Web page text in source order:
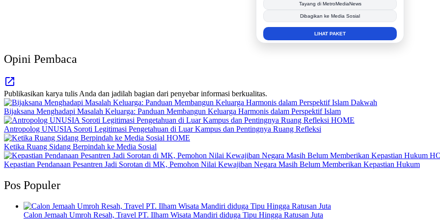
Berita Promosi
Tingkatkan Branding Anda
INFO SELENGKAPNYA
Opini Pembaca
Publikasikan karya tulis Anda dan jadilah bagian dari penyebar informasi berkualitas.
Dakwah
Bijaksana Menghadapi Masalah Keluarga: Panduan Membangun Keluarga Harmonis dalam Perspektif Islam
HOME
Antropolog UNUSIA Soroti Legitimasi Pengetahuan di Luar Kampus dan Pentingnya Ruang Refleksi
HOME
Ketika Ruang Sidang Berpindah ke Media Sosial
Kepastian Pendanaan Pesantren Jadi Sorotan di MK, Pemohon Nilai Kewajiban Negara Masih Belum Memberikan Kepastian Hukum
Pos Populer
Calon Jemaah Umroh Resah, Travel PT. Ilham Wisata Mandiri diduga Tipu Hingga Ratusan Juta